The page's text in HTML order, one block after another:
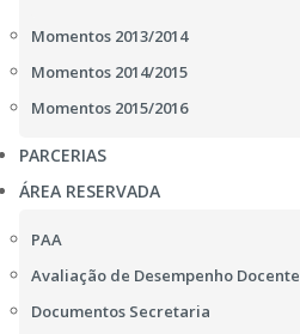
Momentos 2013/2014
Momentos 2014/2015
Momentos 2015/2016
PARCERIAS
ÁREA RESERVADA
PAA
Avaliação de Desempenho Docente
Documentos Secretaria